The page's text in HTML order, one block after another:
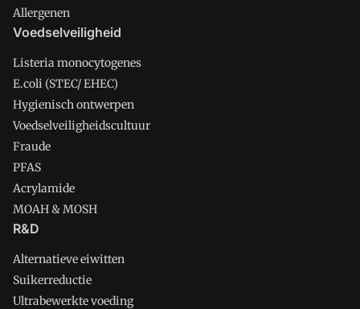
Allergenen
Voedselveiligheid
Listeria monocytogenes
E.coli (STEC/ EHEC)
Hygienisch ontwerpen
Voedselveiligheidscultuur
Fraude
PFAS
Acrylamide
MOAH & MOSH
R&D
Alternatieve eiwitten
Suikerreductie
Ultrabewerkte voeding